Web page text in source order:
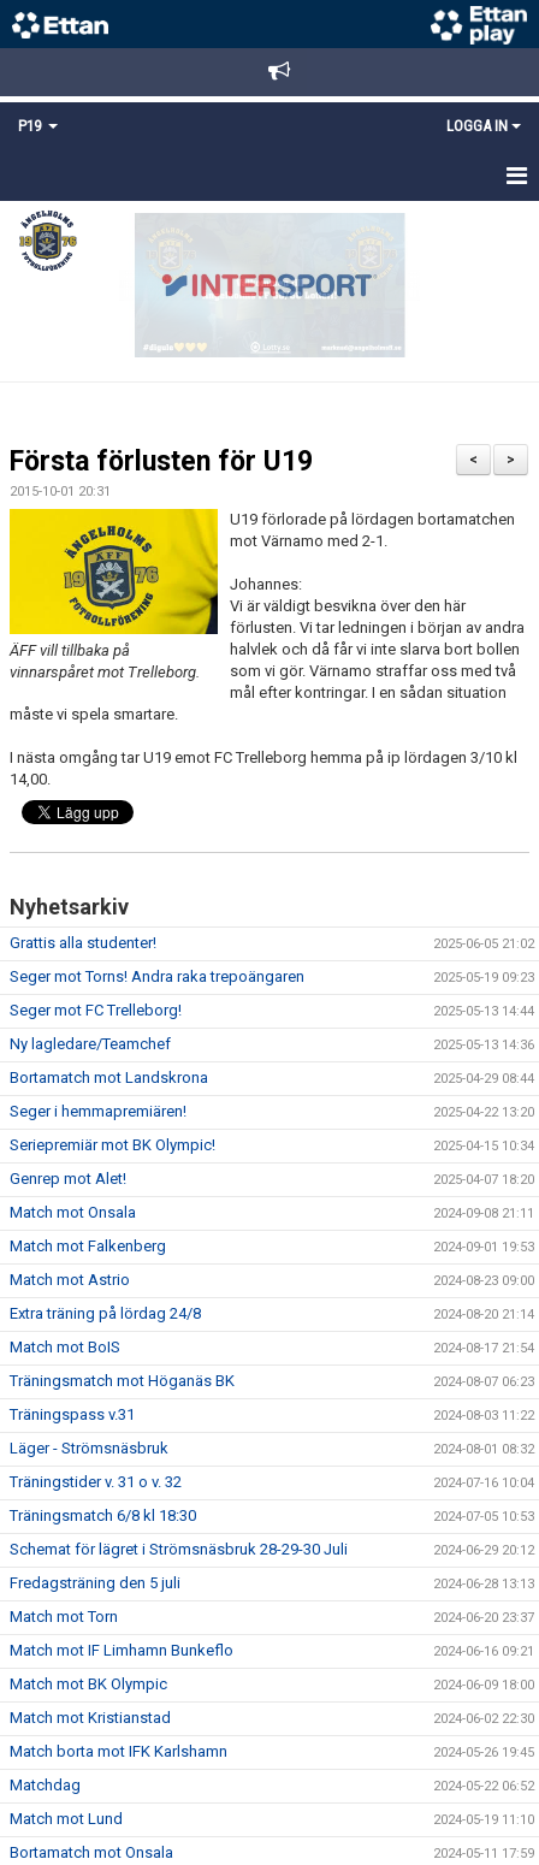
P19 LOGGA IN
HEM
NYHETER
KONTAKT
>
<
Första förlusten för U19
2015-10-01 20:31
ÄFF vill tillbaka på
vinnarspåret mot Trelleborg.
U19 förlorade på lördagen bortamatchen
mot Värnamo med 2-1.
Johannes:
Vi är väldigt besvikna över den här
förlusten. Vi tar ledningen i början av andra
halvlek och då får vi inte slarva bort bollen
som vi gör. Värnamo straffar oss med två
mål efter kontringar. I en sådan situation
måste vi spela smartare.
I nästa omgång tar U19 emot FC Trelleborg hemma på ip lördagen 3/10 kl
14,00.
Nyhetsarkiv
Grattis alla studenter! 2025-06-05 21:02
Seger mot Torns! Andra raka trepoängaren 2025-05-19 09:23
Seger mot FC Trelleborg! 2025-05-13 14:44
Ny lagledare/Teamchef 2025-05-13 14:36
Bortamatch mot Landskrona 2025-04-29 08:44
Seger i hemmapremiären! 2025-04-22 13:20
Seriepremiär mot BK Olympic! 2025-04-15 10:34
Genrep mot Alet! 2025-04-07 18:20
Match mot Onsala 2024-09-08 21:11
Match mot Falkenberg 2024-09-01 19:53
Match mot Astrio 2024-08-23 09:00
Extra träning på lördag 24/8 2024-08-20 21:14
Match mot BoIS 2024-08-17 21:54
Träningsmatch mot Höganäs BK 2024-08-07 06:23
Träningspass v.31 2024-08-03 11:22
Läger - Strömsnäsbruk 2024-08-01 08:32
Träningstider v. 31 o v. 32 2024-07-16 10:04
Träningsmatch 6/8 kl 18:30 2024-07-05 10:53
Schemat för lägret i Strömsnäsbruk 28-29-30 Juli 2024-06-29 20:12
Fredagsträning den 5 juli 2024-06-28 13:13
Match mot Torn 2024-06-20 23:37
Match mot IF Limhamn Bunkeflo 2024-06-16 09:21
Match mot BK Olympic 2024-06-09 18:00
Match mot Kristianstad 2024-06-02 22:30
Match borta mot IFK Karlshamn 2024-05-26 19:45
Matchdag 2024-05-22 06:52
Match mot Lund 2024-05-19 11:10
Bortamatch mot Onsala 2024-05-11 17:59